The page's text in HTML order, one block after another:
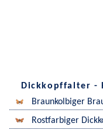
Dickkopffalter -
Braunkolbiger
Rostfarbiger